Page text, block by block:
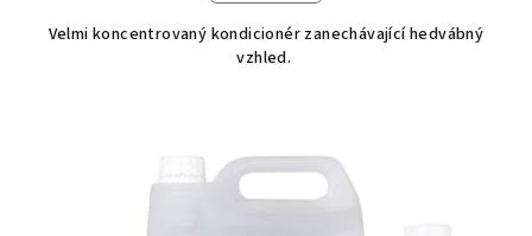
Velmi koncentrovaný kondicionér zanechávající hedvábný
vzhled.